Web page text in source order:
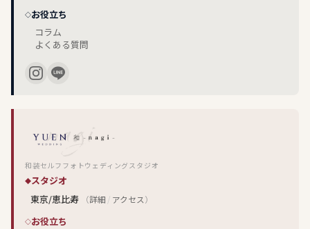
お役立ち
コラム
よくある質問
和装セルフフォトウェディングスタジオ
スタジオ
東京/恵比寿
（詳細 / アクセス）
お役立ち